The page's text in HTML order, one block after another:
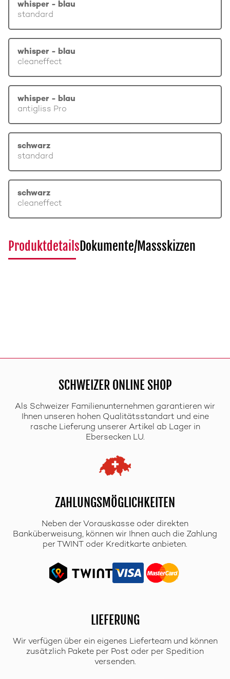
whisper - blau
standard
whisper - blau
cleaneffect
whisper - blau
antigliss Pro
schwarz
standard
schwarz
cleaneffect
ProduktdetailsDokumente/Massskizzen
SCHWEIZER ONLINE SHOP
Als Schweizer Familienunternehmen garantieren wir
Ihnen unseren hohen Qualitätsstandart und eine
rasche Lieferung unserer Artikel ab Lager in
Ebersecken LU.
ZAHLUNGSMÖGLICHKEITEN
Neben der Vorauskasse oder direkten
Banküberweisung, können wir Ihnen auch die Zahlung
per TWINT oder Kreditkarte anbieten.
LIEFERUNG
Wir verfügen über ein eigenes Lieferteam und können
zusätzlich Pakete per Post oder per Spedition
versenden.